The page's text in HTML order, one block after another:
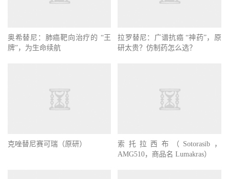
奥希替尼：肺癌靶向治疗的 “王
牌”，为生命续航
拉罗替尼：广谱抗癌 “神药”，原
研太贵？仿制药怎么选？
克唑替尼赛可瑞（原研）
索托拉西布（Sotorasib，
AMG510，商品名 Lumakras）